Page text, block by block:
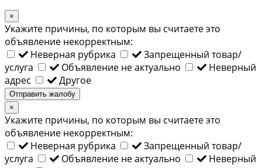
×
Укажите причины, по которым вы считаете это
объявление некорректным:
Неверная рубрика
Запрещенный товар/
услуга
Объявление не актуально
Неверный
адрес
Другое
Отправить жалобу
×
Укажите причины, по которым вы считаете это
объявление некорректным:
Неверная рубрика
Запрещенный товар/
услуга
Объявление не актуально
Неверный